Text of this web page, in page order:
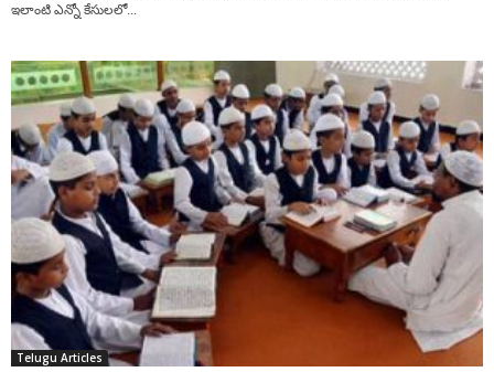
ఇలాంటి ఎన్నో కేసులలో...
Telugu Articles